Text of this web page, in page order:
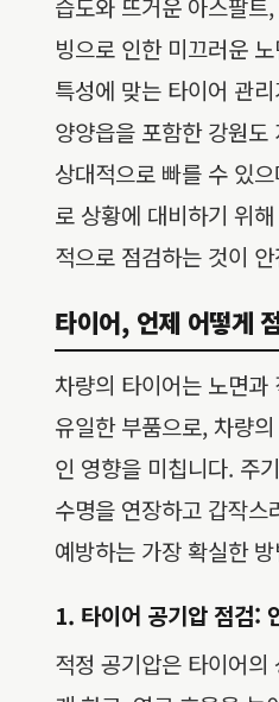
습도와 뜨거운 아스팔트
빙으로 인한 미끄러운
특성에 맞는 타이어 관
양양읍을 포함한 강원
상대적으로 빠를 수 있
로 상황에 대비하기 위
적으로 점검하는 것이
타이어, 언제 어떻게
차량의 타이어는 노면과
유일한 부품으로, 차량
인 영향을 미칩니다. 주
수명을 연장하고 갑작스
예방하는 가장 확실한
1. 타이어 공기압 점검:
적정 공기압은 타이어